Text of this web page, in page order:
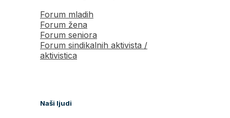
Forum mladih
Forum žena
Forum seniora
Forum sindikalnih aktivista /
aktivistica
Naši ljudi